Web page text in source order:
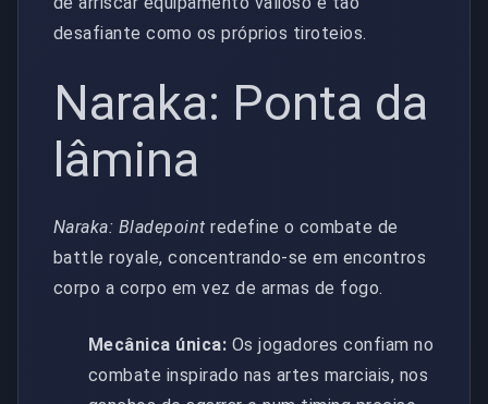
desafiante como os próprios tiroteios.
Naraka: Ponta da
lâmina
Naraka: Bladepoint redefine o combate de
battle royale, concentrando-se em encontros
corpo a corpo em vez de armas de fogo.
Mecânica única: Os jogadores confiam no
combate inspirado nas artes marciais, nos